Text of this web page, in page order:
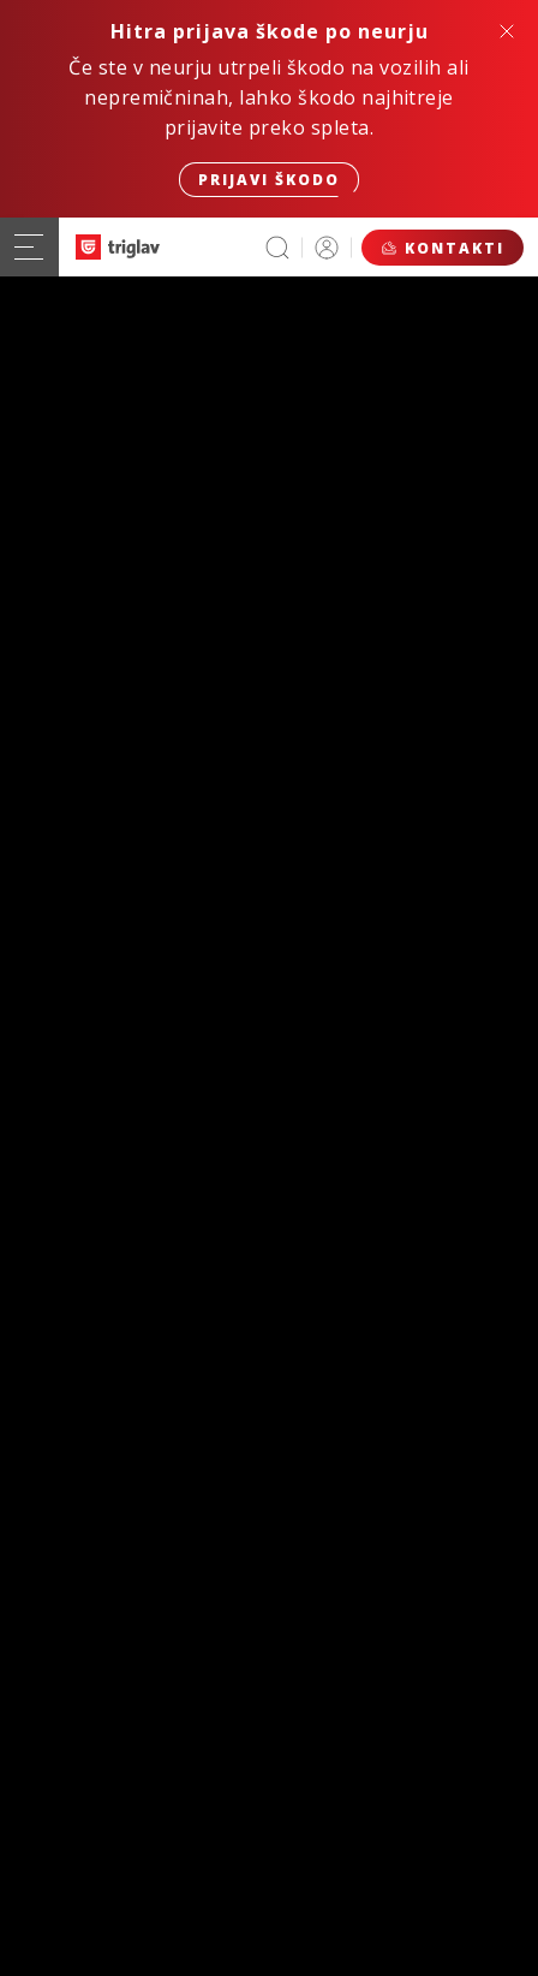
Hitra prijava škode po neurju
Če ste v neurju utrpeli škodo na vozilih ali
nepremičninah, lahko škodo najhitreje
prijavite preko spleta.
PRIJAVI ŠKODO
KONTAKTI